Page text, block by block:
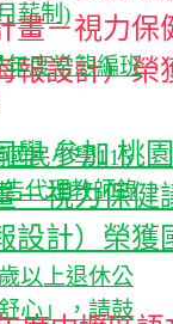
學 參加 桃
－視力保健
設計）榮獲
薪制)
年度常態編班
民小學115
代理教師錄
以上退休公
心」，請鼓